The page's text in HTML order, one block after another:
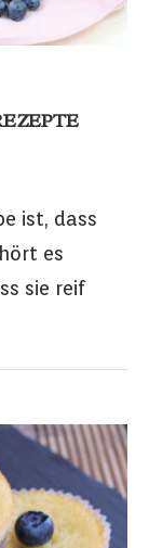
ist, dass
es
sie reif